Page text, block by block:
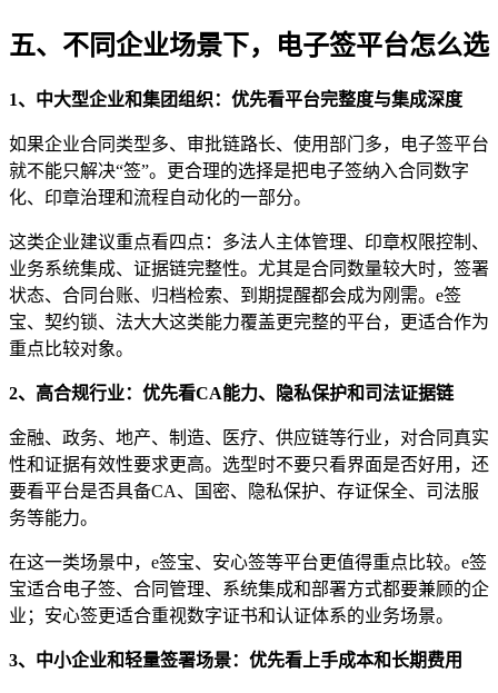
五、不同企业场景下，电子签平台怎么选
1、中大型企业和集团组织：优先看平台完整度与集成深度
如果企业合同类型多、审批链路长、使用部门多，电子签平台
就不能只解决“签”。更合理的选择是把电子签纳入合同数字
化、印章治理和流程自动化的一部分。
这类企业建议重点看四点：多法人主体管理、印章权限控制、
业务系统集成、证据链完整性。尤其是合同数量较大时，签署
状态、合同台账、归档检索、到期提醒都会成为刚需。e签
宝、契约锁、法大大这类能力覆盖更完整的平台，更适合作为
重点比较对象。
2、高合规行业：优先看CA能力、隐私保护和司法证据链
金融、政务、地产、制造、医疗、供应链等行业，对合同真实
性和证据有效性要求更高。选型时不要只看界面是否好用，还
要看平台是否具备CA、国密、隐私保护、存证保全、司法服
务等能力。
在这一类场景中，e签宝、安心签等平台更值得重点比较。e签
宝适合电子签、合同管理、系统集成和部署方式都要兼顾的企
业；安心签更适合重视数字证书和认证体系的业务场景。
3、中小企业和轻量签署场景：优先看上手成本和长期费用